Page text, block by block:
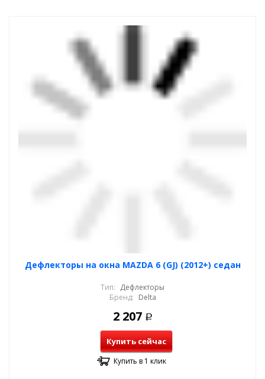
Дефлекторы на окна MAZDA 6 (GJ) (2012+) седан
Тип: Дефлекторы
Бренд: Delta
2 207 Р
Купить сейчас
Купить в 1 клик